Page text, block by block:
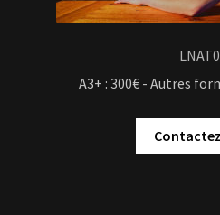
A3+ : 300€ - Autres